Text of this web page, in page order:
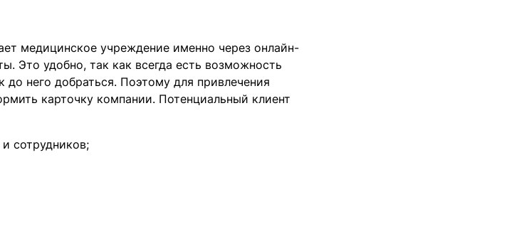
медицинское учреждение именно через онлайн-
Это удобно, так как всегда есть возможность
него добраться. Поэтому для привлечения
карточку компании. Потенциальный клиент
сотрудников;